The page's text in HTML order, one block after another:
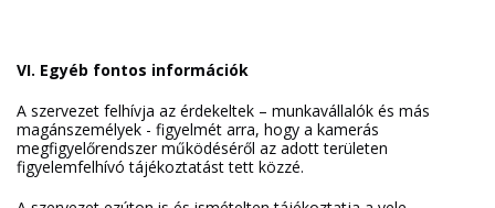
VI. Egyéb fontos információk
A szervezet felhívja az érdekeltek – munkavállalók és más
magánszemélyek - figyelmét arra, hogy a kamerás
megfigyelőrendszer működéséről az adott területen
figyelemfelhívó tájékoztatást tett közzé.